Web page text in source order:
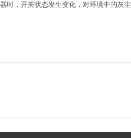
时，开关状态发生变化，对环境中的灰